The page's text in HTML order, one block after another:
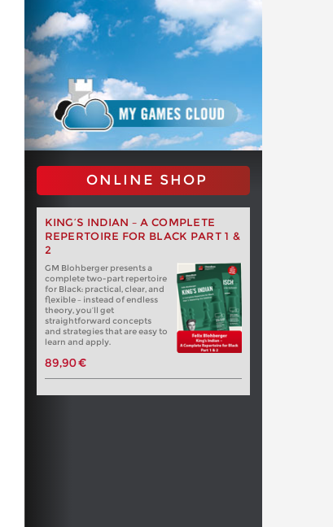
ONLINE SHOP
KING’S INDIAN – A COMPLETE
REPERTOIRE FOR BLACK PART 1 &
2
GM Blohberger presents a
complete two-part repertoire
for Black: practical, clear, and
flexible – instead of endless
theory, you’ll get
straightforward concepts
and strategies that are easy to
learn and apply.
89,90 €